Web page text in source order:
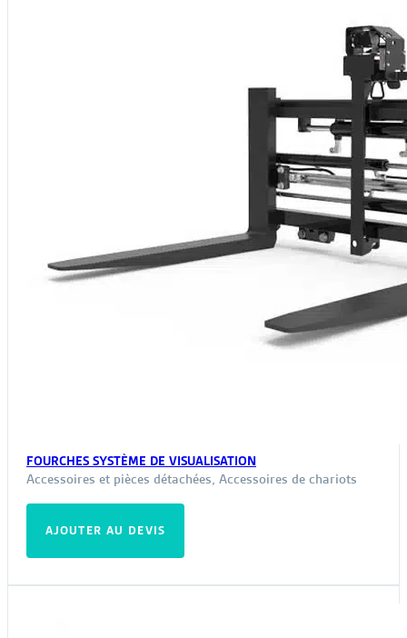
FOURCHES SYSTÈME DE VISUALISATION
Accessoires et pièces détachées, Accessoires de chariots
AJOUTER AU DEVIS